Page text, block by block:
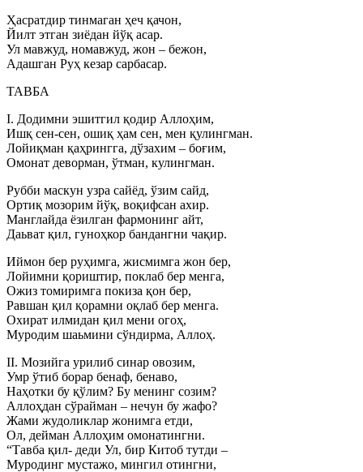
Ҳасратдир тинмаган ҳеч қачон,
Йилт этган зиёдан йўқ асар.
Ул мавжуд, номавжуд, жон – бежон,
Адашган Руҳ кезар сарбасар.
ТАВБА
I. Додимни эшитгил қодир Аллоҳим,
Ишқ сен-сен, ошиқ ҳам сен, мен қулингман.
Лойиқман қаҳрингга, дўзахим – боғим,
Омонат деворман, ўтман, кулингман.
Рубби маскун узра сайёд, ўзим сайд,
Ортиқ мозорим йўқ, воқифсан ахир.
Манглайда ёзилган фармонинг айт,
Даьват қил, гуноҳкор бандангни чақир.
Иймон бер руҳимга, жисмимга жон бер,
Лойимни қориштир, поклаб бер менга,
Ожиз томиримга покиза қон бер,
Равшан қил қорамни оқлаб бер менга.
Охират илмидан қил мени огоҳ,
Муродим шаьмини сўндирма, Аллоҳ.
II. Мозийга урилиб синар овозим,
Умр ўтиб борар бенаф, бенаво,
Наҳотки бу қўлим? Бу менинг созим?
Аллоҳдан сўрайман – нечун бу жафо?
Жами жудоликлар жонимга етди,
Ол, дейман Аллоҳим омонатингни.
“Тавба қил- деди Ул, бир Китоб тутди –
Муродинг мустажо, мингил отингни,